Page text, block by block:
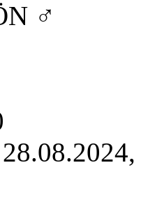
‍♂️